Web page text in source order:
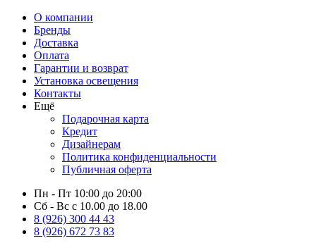
О компании
Бренды
Доставка
Оплата
Гарантии и возврат
Установка освещения
Контакты
Ещё
Подарочная карта
Кредит
Дизайнерам
Политика конфиденциальности
Публичная оферта
Пн - Пт 10:00 до 20:00
Сб - Вс с 10.00 до 18.00
8 (926) 300 44 43
8 (926) 672 73 83